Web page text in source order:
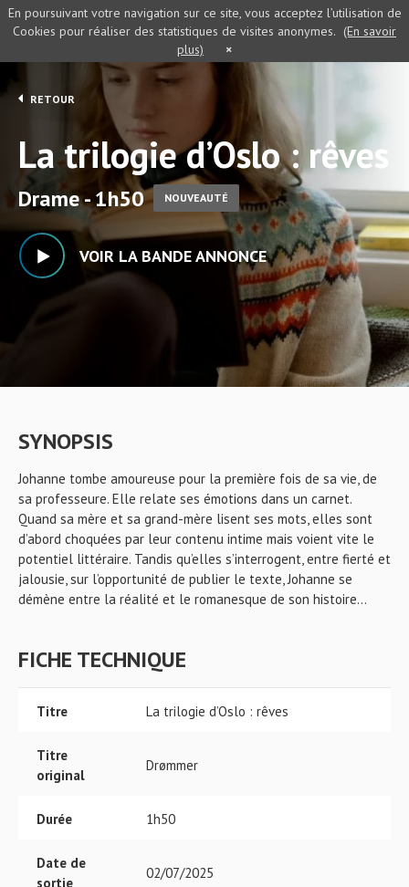
RETOUR
La trilogie d’Oslo : rêves
Drame - 1h50 NOUVEAUTÉ
VOIR LA BANDE ANNONCE
SYNOPSIS
Johanne tombe amoureuse pour la première fois de sa vie, de
sa professeure. Elle relate ses émotions dans un carnet.
Quand sa mère et sa grand-mère lisent ses mots, elles sont
d’abord choquées par leur contenu intime mais voient vite le
potentiel littéraire. Tandis qu’elles s’interrogent, entre fierté et
jalousie, sur l’opportunité de publier le texte, Johanne se
démène entre la réalité et le romanesque de son histoire...
FICHE TECHNIQUE
Titre La trilogie d’Oslo : rêves
Titre
original
Drømmer
Durée 1h50
Date de
sortie
02/07/2025
En poursuivant votre navigation sur ce site, vous acceptez l’utilisation de
Cookies pour réaliser des statistiques de visites anonymes. (En savoir
plus)
×